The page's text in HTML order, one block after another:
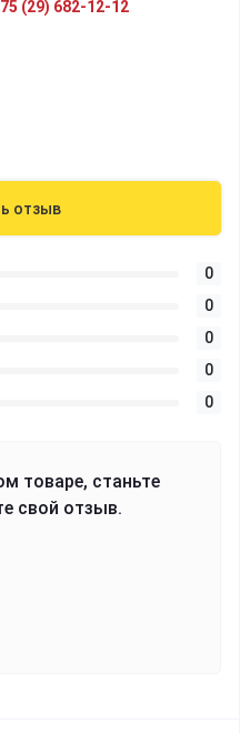
(29) 682-12-12
отзыв
0
0
0
0
0
товаре, станьте
свой отзыв.